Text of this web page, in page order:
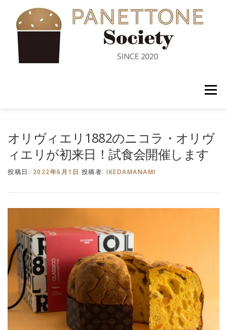
メニュー
オリヴィエリ1882のニコラ・オリヴ
ィエリが初来日！試食会開催します
投稿日: 2022年6月1日 投稿者: IKEDAMANAMI